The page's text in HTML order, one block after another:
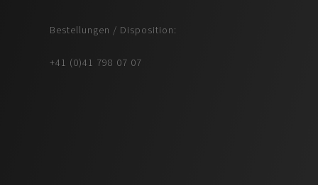
Bestellungen / Disposition:
+41 (0)41 798 07 07